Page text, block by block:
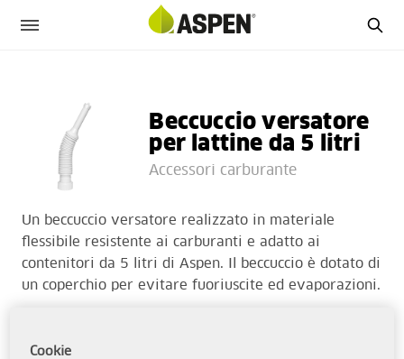
Beccuccio versatore
per lattine da 5 litri
Accessori carburante
Un beccuccio versatore realizzato in materiale
flessibile resistente ai carburanti e adatto ai
contenitori da 5 litri di Aspen. Il beccuccio è dotato di
un coperchio per evitare fuoriuscite ed evaporazioni.
Cookie